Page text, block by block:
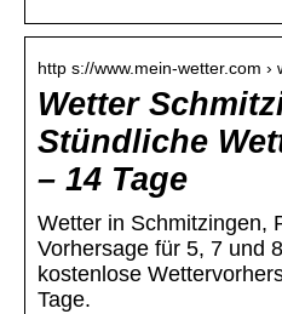
http s://www.mein-wetter.com ›
Wetter
Stündliche
– 14 Tage
Wetter in Schmitzingen,
Vorhersage für 5, 7 und
kostenlose
Tage.